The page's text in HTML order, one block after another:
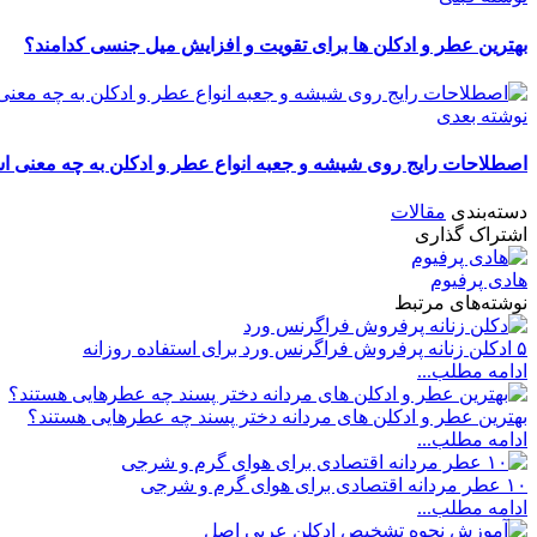
بهترین عطر و ادکلن ها برای تقویت و افزایش میل جنسی کدامند؟
نوشته بعدی
اصطلاحات رایج روی شیشه و جعبه انواع عطر و ادکلن به چه معنی
دسته‌بندی مقالات
اشتراک گذاری
هادی پرفیوم
نوشته‌های مرتبط
۵ ادکلن زنانه پرفروش فراگرنس ورد برای استفاده روزانه
ادامه مطلب...
بهترین عطر و ادکلن های مردانه دختر پسند چه عطرهایی هستند؟
ادامه مطلب...
۱۰ عطر مردانه اقتصادی برای هوای گرم و شرجی
ادامه مطلب...